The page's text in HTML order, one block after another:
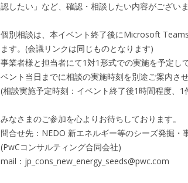
認したい」など、確認・相談したい内容がござい
個別相談は、本イベント終了後にMicrosoft
ます。(会議リンクは同じものとなります)
事業者様と担当者にて1対1形式での実施を予定し
ベント当日までに相談の実施時刻を別途ご案内さ
(相談実施予定時刻：イベント終了後1時間程度、
みなさまのご参加を心よりお待ちしております。
問合せ先：NEDO 新エネルギー等のシーズ発掘・
(PwCコンサルティング合同会社)
mail：jp_cons_new_energy_seeds@pwc.com